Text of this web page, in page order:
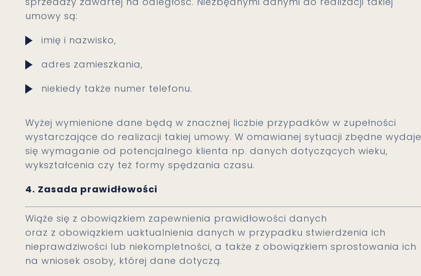
umowy są:
imię i nazwisko,
adres zamieszkania,
niekiedy także numer telefonu.
Wyżej wymienione dane będą w znacznej liczbie przypadków w zupełności
wystarczające do realizacji takiej umowy. W omawianej sytuacji zbędne wydaje
się wymaganie od potencjalnego klienta np. danych dotyczących wieku,
wykształcenia czy też formy spędzania czasu.
4. Zasada prawidłowości
Wiąże się z obowiązkiem zapewnienia prawidłowości danych
oraz z obowiązkiem uaktualnienia danych w przypadku stwierdzenia ich
nieprawdziwości lub niekompletności, a także z obowiązkiem sprostowania ich
na wniosek osoby, której dane dotyczą.